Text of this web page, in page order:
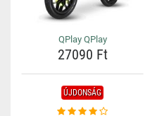
QPlay QPlay
27090 Ft
ÚJDONSÁG